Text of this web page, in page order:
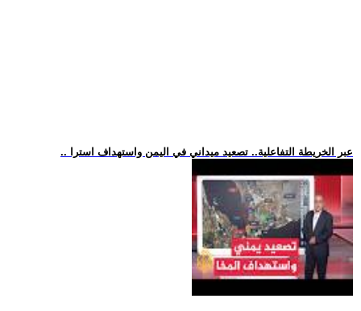
.. عبر الخريطة التفاعلية.. تصعيد ميداني في اليمن واستهداف استرا